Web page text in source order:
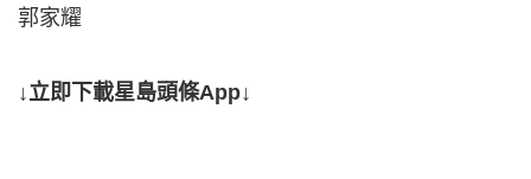
郭家耀
↓立即下載星島頭條App↓